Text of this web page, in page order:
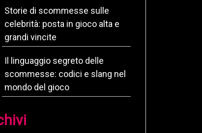
Storie di scommesse sulle
celebrità: posta in gioco alta e
grandi vincite
Il linguaggio segreto delle
scommesse: codici e slang nel
mondo del gioco